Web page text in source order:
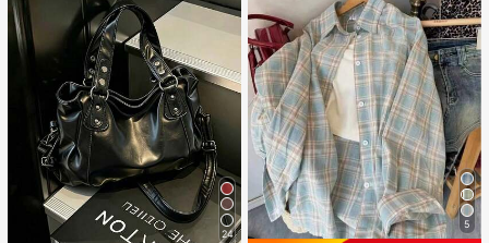
24
5